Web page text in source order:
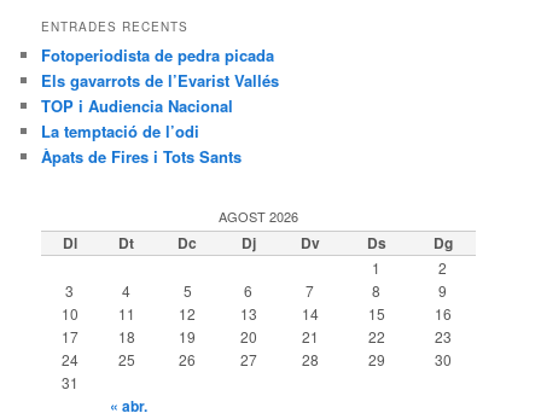
ENTRADES RECENTS
Fotoperiodista de pedra picada
Els gavarrots de l’Evarist Vallés
TOP i Audiencia Nacional
La temptació de l’odi
Àpats de Fires i Tots Sants
AGOST 2026
Dl Dt Dc Dj Dv Ds Dg
1
2
3
4 5 6 7 8
9
10
11 12 13 14 15
16
17
18 19 20 21 22
23
24
25 26 27 28 29
30
31
« abr.